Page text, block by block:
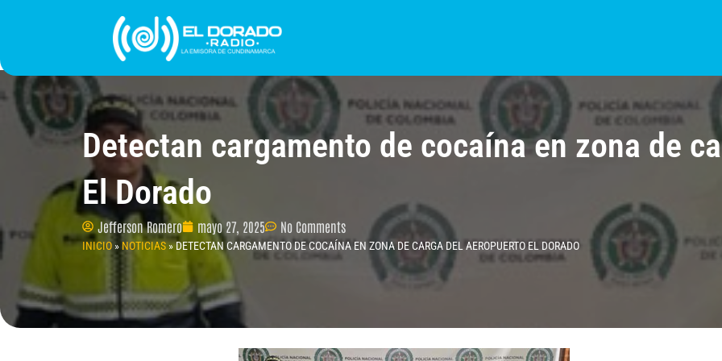
PROGRAMACIÓN ¿QUIÉNES SOMOS? COLOMBIA BOGOTÁ INTERNACIONAL
Detectan cargamento de cocaína en zona de
El Dorado
Jefferson Romero mayo 27, 2025 No Comments
INICIO » NOTICIAS»DETECTAN CARGAMENTO DE COCAÍNA EN ZONA DE CARGA DEL AEROPUERTO EL DORADO